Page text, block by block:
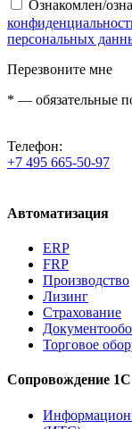
Ознакомлен/
персональных
Перезвоните мне
* — обязательные
Телефон:
+7 495 665-50-97
Автоматизация
ERP
FRP
Производство
Лизинг
Страхование
Торговое
Сопровождение 1С